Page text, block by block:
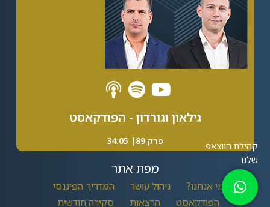
גילאון וגורדון - הפודקאסט
פרק 89| 34:05
מפת אתר
מי אנחנו? ניהול עושר
המדריך הפיננסי
הפודקאסט
הרצאות סקירה חודשית